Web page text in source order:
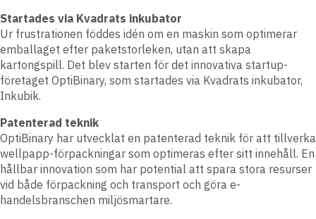
Startades via Kvadrats inkubator
Ur frustrationen föddes idén om en maskin som optimerar
emballaget efter paketstorleken, utan att skapa
kartongspill. Det blev starten för det innovativa startup-
företaget OptiBinary, som startades via Kvadrats inkubator,
Inkubik.
Patenterad teknik
OptiBinary har utvecklat en patenterad teknik för att tillverka
wellpapp-förpackningar som optimeras efter sitt innehåll. En
hållbar innovation som har potential att spara stora resurser
vid både förpackning och transport och göra e-
handelsbranschen miljösmartare.